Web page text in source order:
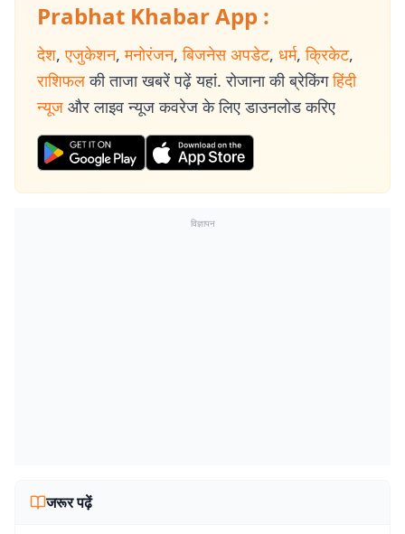
Prabhat Khabar App :
देश, एजुकेशन, मनोरंजन, बिजनेस अपडेट, धर्म, क्रिकेट,
राशिफल की ताजा खबरें पढ़ें यहां. रोजाना की ब्रेकिंग हिंदी
न्यूज और लाइव न्यूज कवरेज के लिए डाउनलोड करिए
विज्ञापन
जरूर पढ़ें